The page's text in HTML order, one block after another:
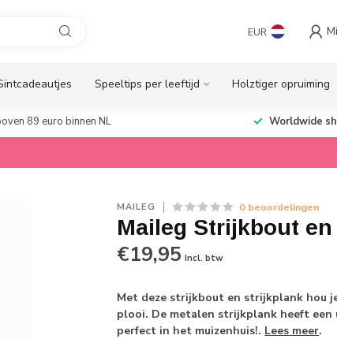
EUR
Speeltips per leeftijd Holztiger opruiming
89 euro binnen NL Worldwide
MAILEG 0 beoordelingen
Maileg Strijkbout
€19,95 Incl. btw
Met deze strijkbout en strijkplank hou
plooi. De metalen strijkplank heeft
perfect in het muizenhuis!. Lees meer.